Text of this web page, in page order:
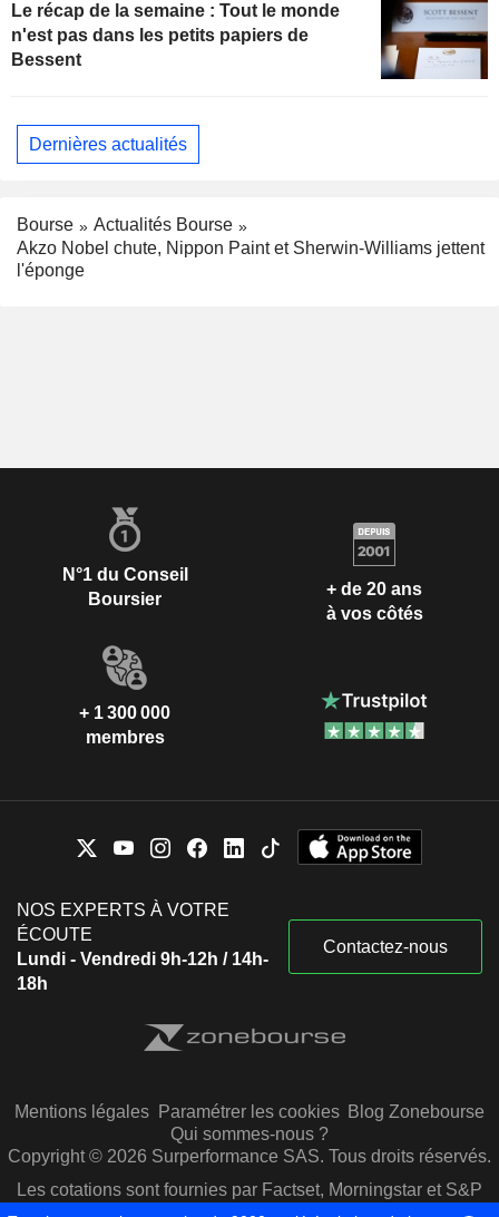
Le récap de la semaine : Tout le monde
n'est pas dans les petits papiers de
Bessent
Dernières actualités
Bourse
Actualités Bourse
Akzo Nobel chute, Nippon Paint et Sherwin-Williams jettent
l'éponge
N°1 du Conseil
Boursier
+ de 20 ans
à vos côtés
+ 1 300 000
membres
NOS EXPERTS À VOTRE
ÉCOUTE
Lundi - Vendredi 9h-12h / 14h-
18h
Contactez-nous
Mentions légales Paramétrer les cookies Blog Zonebourse
Qui sommes-nous ?
Copyright © 2026 Surperformance SAS. Tous droits réservés.
Les cotations sont fournies par Factset, Morningstar et S&P
Capital IQ